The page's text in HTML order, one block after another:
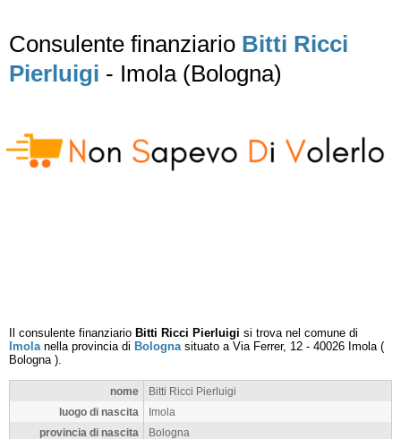
Consulente finanziario Bitti Ricci
Pierluigi - Imola (Bologna)
Il consulente finanziario Bitti Ricci Pierluigi si trova nel comune di
Imolanella provincia di Bolognasituato a Via Ferrer, 12 - 40026 Imola(
Bologna).
nome
Bitti Ricci Pierluigi
luogo di nascita
Imola
provincia di nascita
Bologna